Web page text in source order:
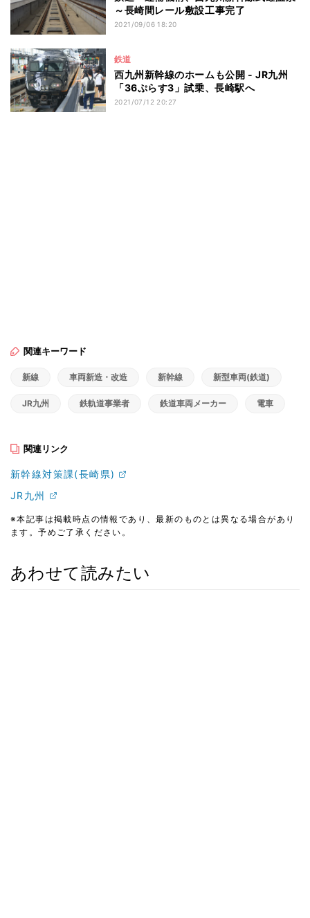
～長崎間レール敷設工事完了
2021/09/06 18:20
鉄道
西九州新幹線のホームも公開 - JR九州
「36ぷらす3」試乗、長崎駅へ
2021/07/12 20:27
関連キーワード
新線 車両新造・改造 新幹線 新型車両(鉄道)
JR九州 鉄軌道事業者 鉄道車両メーカー 電車
関連リンク
新幹線対策課(長崎県)
JR九州
※本記事は掲載時点の情報であり、最新のものとは異なる場合があり
ます。予めご了承ください。
あわせて読みたい